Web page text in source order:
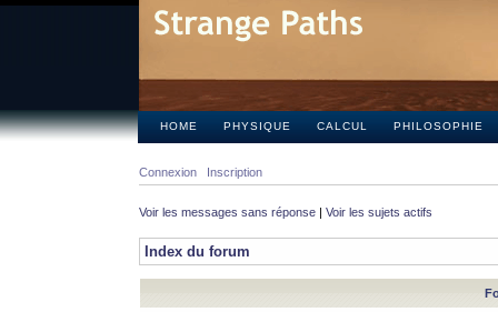
HOME PHYSIQUE CALCUL PHILOSOPHIE
Connexion Inscription
Voir les messages sans réponse | Voir les sujets actifs
Index du forum